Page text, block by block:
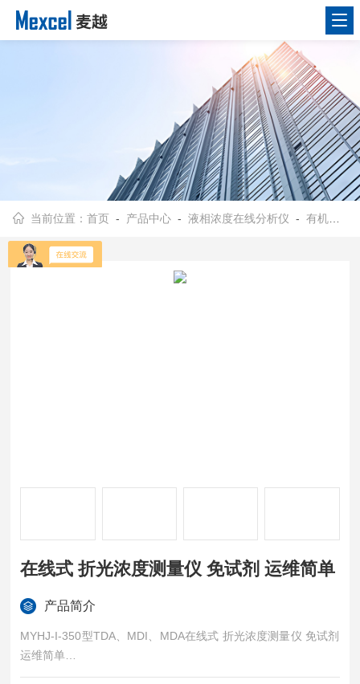
当前位置：首页 - 产品中心 -液相浓度在线分析仪 -有机物浓度在线分析仪
在线式 折光浓度测量仪 免试剂 运维简单
产品简介
MYHJ-I-350型TDA、MDI、MDA在线式 折光浓度测量仪 免试剂
运维简单
产品优点：不受待测物料的颜色、浊度、粘度的影响；不受物料